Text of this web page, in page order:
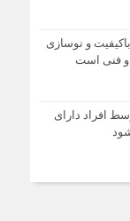
و نوسازی
فنی است
افراد دارای